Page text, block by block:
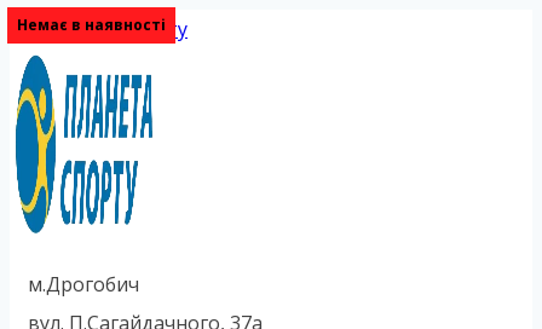
Перейти до вмісту
м.Дрогобич
вул. П.Сагайдачного, 37а
Немає в наявності
Немає в наявності
Немає в наявності